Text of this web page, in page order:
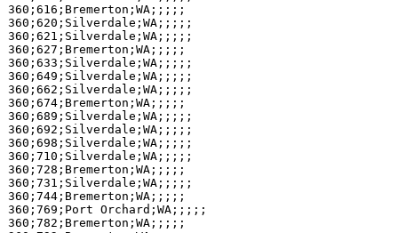
360;616;Bremerton;WA;;;;;
360;620;Silverdale;WA;;;;;
360;621;Silverdale;WA;;;;;
360;627;Bremerton;WA;;;;;
360;633;Silverdale;WA;;;;;
360;649;Silverdale;WA;;;;;
360;662;Silverdale;WA;;;;;
360;674;Bremerton;WA;;;;;
360;689;Silverdale;WA;;;;;
360;692;Silverdale;WA;;;;;
360;698;Silverdale;WA;;;;;
360;710;Silverdale;WA;;;;;
360;728;Bremerton;WA;;;;;
360;731;Silverdale;WA;;;;;
360;744;Bremerton;WA;;;;;
360;769;Port Orchard;WA;;;;;
360;782;Bremerton;WA;;;;;